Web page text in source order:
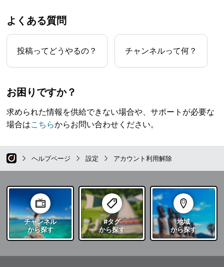
よくある質問
投稿ってどうやるの？ チャンネルって何？
お困りですか？
求められた情報を供給できない場合や、サポートが必要な
場合はこちらからお問い合わせください。
ヘルプページ 設定 アカウント利用解除
チャンネル
から探す
#タグ
から探す
地域
から探す